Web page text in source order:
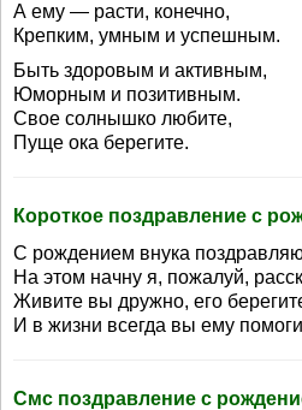
А ему — расти, конечно,
Крепким, умным и успешным.
Быть здоровым и активным,
Юморным и позитивным.
Свое солнышко любите,
Пуще ока берегите.
Короткое поздравление с
С рождением внука
На этом начну я, пожалуй,
Живите вы дружно, его
И в жизни всегда вы ему
Смс поздравление с